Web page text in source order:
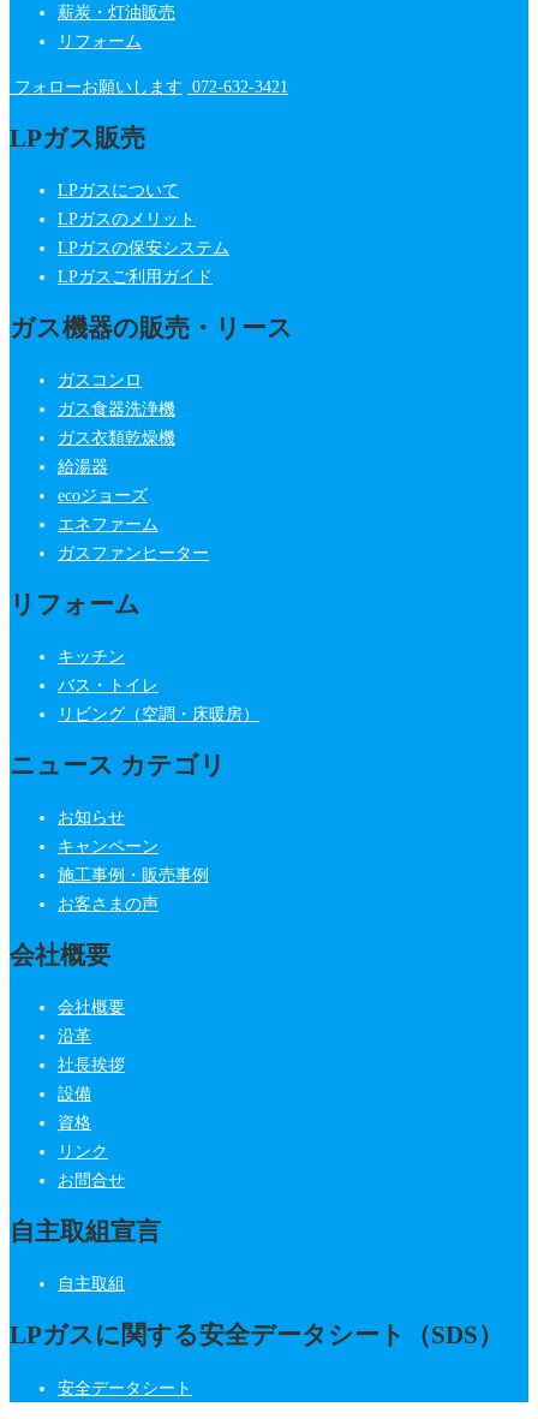
薪炭・灯油販売
リフォーム
フォローお願いします 072-632-3421
LPガス販売
LPガスについて
LPガスのメリット
LPガスの保安システム
LPガスご利用ガイド
ガス機器の販売・リース
ガスコンロ
ガス食器洗浄機
ガス衣類乾燥機
給湯器
ecoジョーズ
エネファーム
ガスファンヒーター
リフォーム
キッチン
バス・トイレ
リビング（空調・床暖房）
ニュース カテゴリ
お知らせ
キャンペーン
施工事例・販売事例
お客さまの声
会社概要
会社概要
沿革
社長挨拶
設備
資格
リンク
お問合せ
自主取組宣言
自主取組
LPガスに関する安全データシート（SDS）
安全データシート